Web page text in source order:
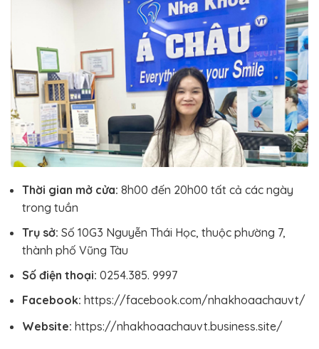
Thời gian mở cửa: 8h00 đến 20h00 tất cả các ngày
trong tuần
Trụ sở: Số 10G3 Nguyễn Thái Học, thuộc phường 7,
thành phố Vũng Tàu
Số điện thoại: 0254.385. 9997
Facebook: https://facebook.com/nhakhoaachauvt/
Website: https://nhakhoaachauvt.business.site/